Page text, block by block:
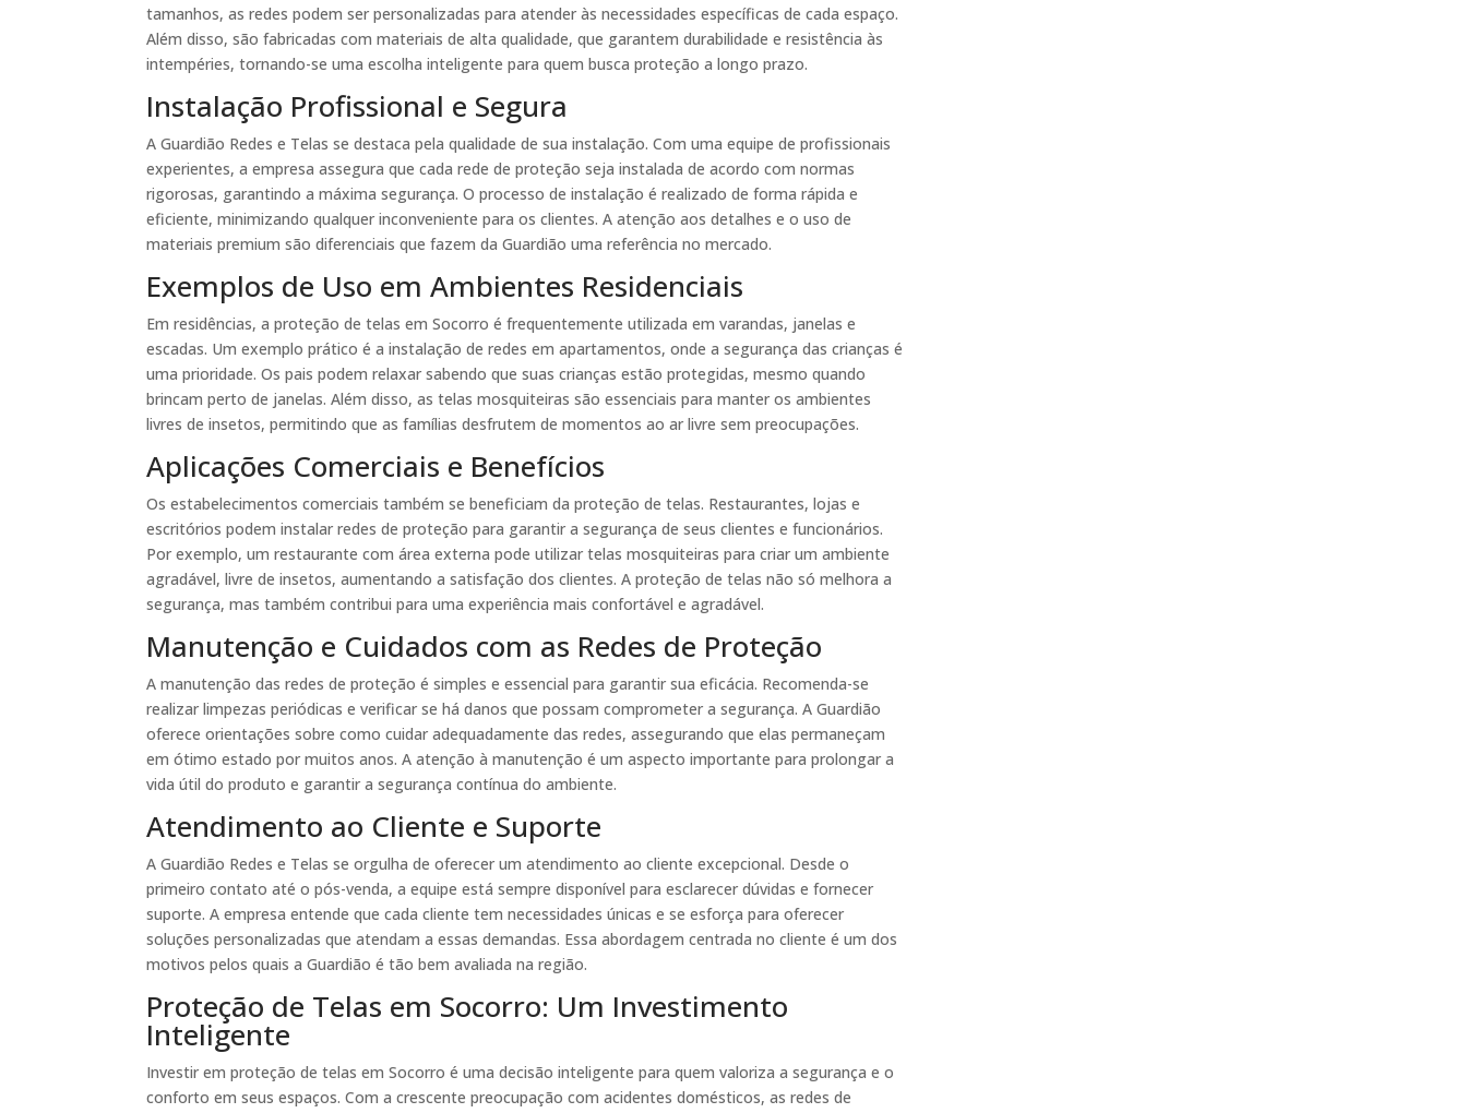
tamanhos, as redes podem ser personalizadas para atender às necessidades específicas de cada espaço.
Além disso, são fabricadas com materiais de alta qualidade, que garantem durabilidade e resistência às
intempéries, tornando-se uma escolha inteligente para quem busca proteção a longo prazo.
Instalação Profissional e Segura
A Guardião Redes e Telas se destaca pela qualidade de sua instalação. Com uma equipe de profissionais
experientes, a empresa assegura que cada rede de proteção seja instalada de acordo com normas
rigorosas, garantindo a máxima segurança. O processo de instalação é realizado de forma rápida e
eficiente, minimizando qualquer inconveniente para os clientes. A atenção aos detalhes e o uso de
materiais premium são diferenciais que fazem da Guardião uma referência no mercado.
Exemplos de Uso em Ambientes Residenciais
Em residências, a proteção de telas em Socorro é frequentemente utilizada em varandas, janelas e
escadas. Um exemplo prático é a instalação de redes em apartamentos, onde a segurança das crianças é
uma prioridade. Os pais podem relaxar sabendo que suas crianças estão protegidas, mesmo quando
brincam perto de janelas. Além disso, as telas mosquiteiras são essenciais para manter os ambientes
livres de insetos, permitindo que as famílias desfrutem de momentos ao ar livre sem preocupações.
Aplicações Comerciais e Benefícios
Os estabelecimentos comerciais também se beneficiam da proteção de telas. Restaurantes, lojas e
escritórios podem instalar redes de proteção para garantir a segurança de seus clientes e funcionários.
Por exemplo, um restaurante com área externa pode utilizar telas mosquiteiras para criar um ambiente
agradável, livre de insetos, aumentando a satisfação dos clientes. A proteção de telas não só melhora a
segurança, mas também contribui para uma experiência mais confortável e agradável.
Manutenção e Cuidados com as Redes de Proteção
A manutenção das redes de proteção é simples e essencial para garantir sua eficácia. Recomenda-se
realizar limpezas periódicas e verificar se há danos que possam comprometer a segurança. A Guardião
oferece orientações sobre como cuidar adequadamente das redes, assegurando que elas permaneçam
em ótimo estado por muitos anos. A atenção à manutenção é um aspecto importante para prolongar a
vida útil do produto e garantir a segurança contínua do ambiente.
Atendimento ao Cliente e Suporte
A Guardião Redes e Telas se orgulha de oferecer um atendimento ao cliente excepcional. Desde o
primeiro contato até o pós-venda, a equipe está sempre disponível para esclarecer dúvidas e fornecer
suporte. A empresa entende que cada cliente tem necessidades únicas e se esforça para oferecer
soluções personalizadas que atendam a essas demandas. Essa abordagem centrada no cliente é um dos
motivos pelos quais a Guardião é tão bem avaliada na região.
Proteção de Telas em Socorro: Um Investimento
Inteligente
Investir em proteção de telas em Socorro é uma decisão inteligente para quem valoriza a segurança e o
conforto em seus espaços. Com a crescente preocupação com acidentes domésticos, as redes de